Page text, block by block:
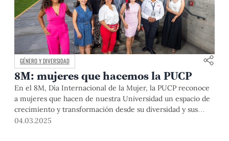
GÉNERO Y DIVERSIDAD
8M: mujeres que hacemos la PUCP
En el 8M, Día Internacional de la Mujer, la PUCP reconoce
a mujeres que hacen de nuestra Universidad un espacio de
crecimiento y transformación desde su diversidad y sus
distintos roles.
04.03.2025